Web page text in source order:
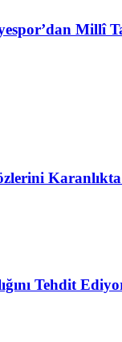
Millî
Tehdit